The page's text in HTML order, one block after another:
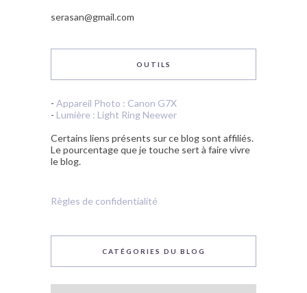
serasan@gmail.com
OUTILS
- Appareil Photo : Canon G7X
- Lumière : Light Ring Neewer
Certains liens présents sur ce blog sont affiliés.
Le pourcentage que je touche sert à faire vivre
le blog.
Règles de confidentialité
CATÉGORIES DU BLOG